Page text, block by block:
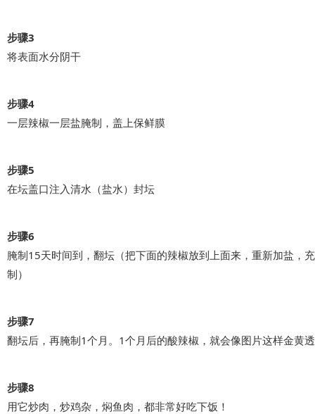
步骤3
将表面水分阴干
步骤4
一层辣椒一层盐腌制，盖上保鲜膜
步骤5
在坛盖口注入清水（盐水）封坛
步骤6
腌制15天时间到，翻坛（把下面的辣椒放到上面来，重新加盐，
制）
步骤7
翻坛后，再腌制1个月。1个月后的酸辣椒，就会像图片这样金黄
步骤8
用它炒肉，炒鸡杂，焖鱼肉，都非常好吃下饭！